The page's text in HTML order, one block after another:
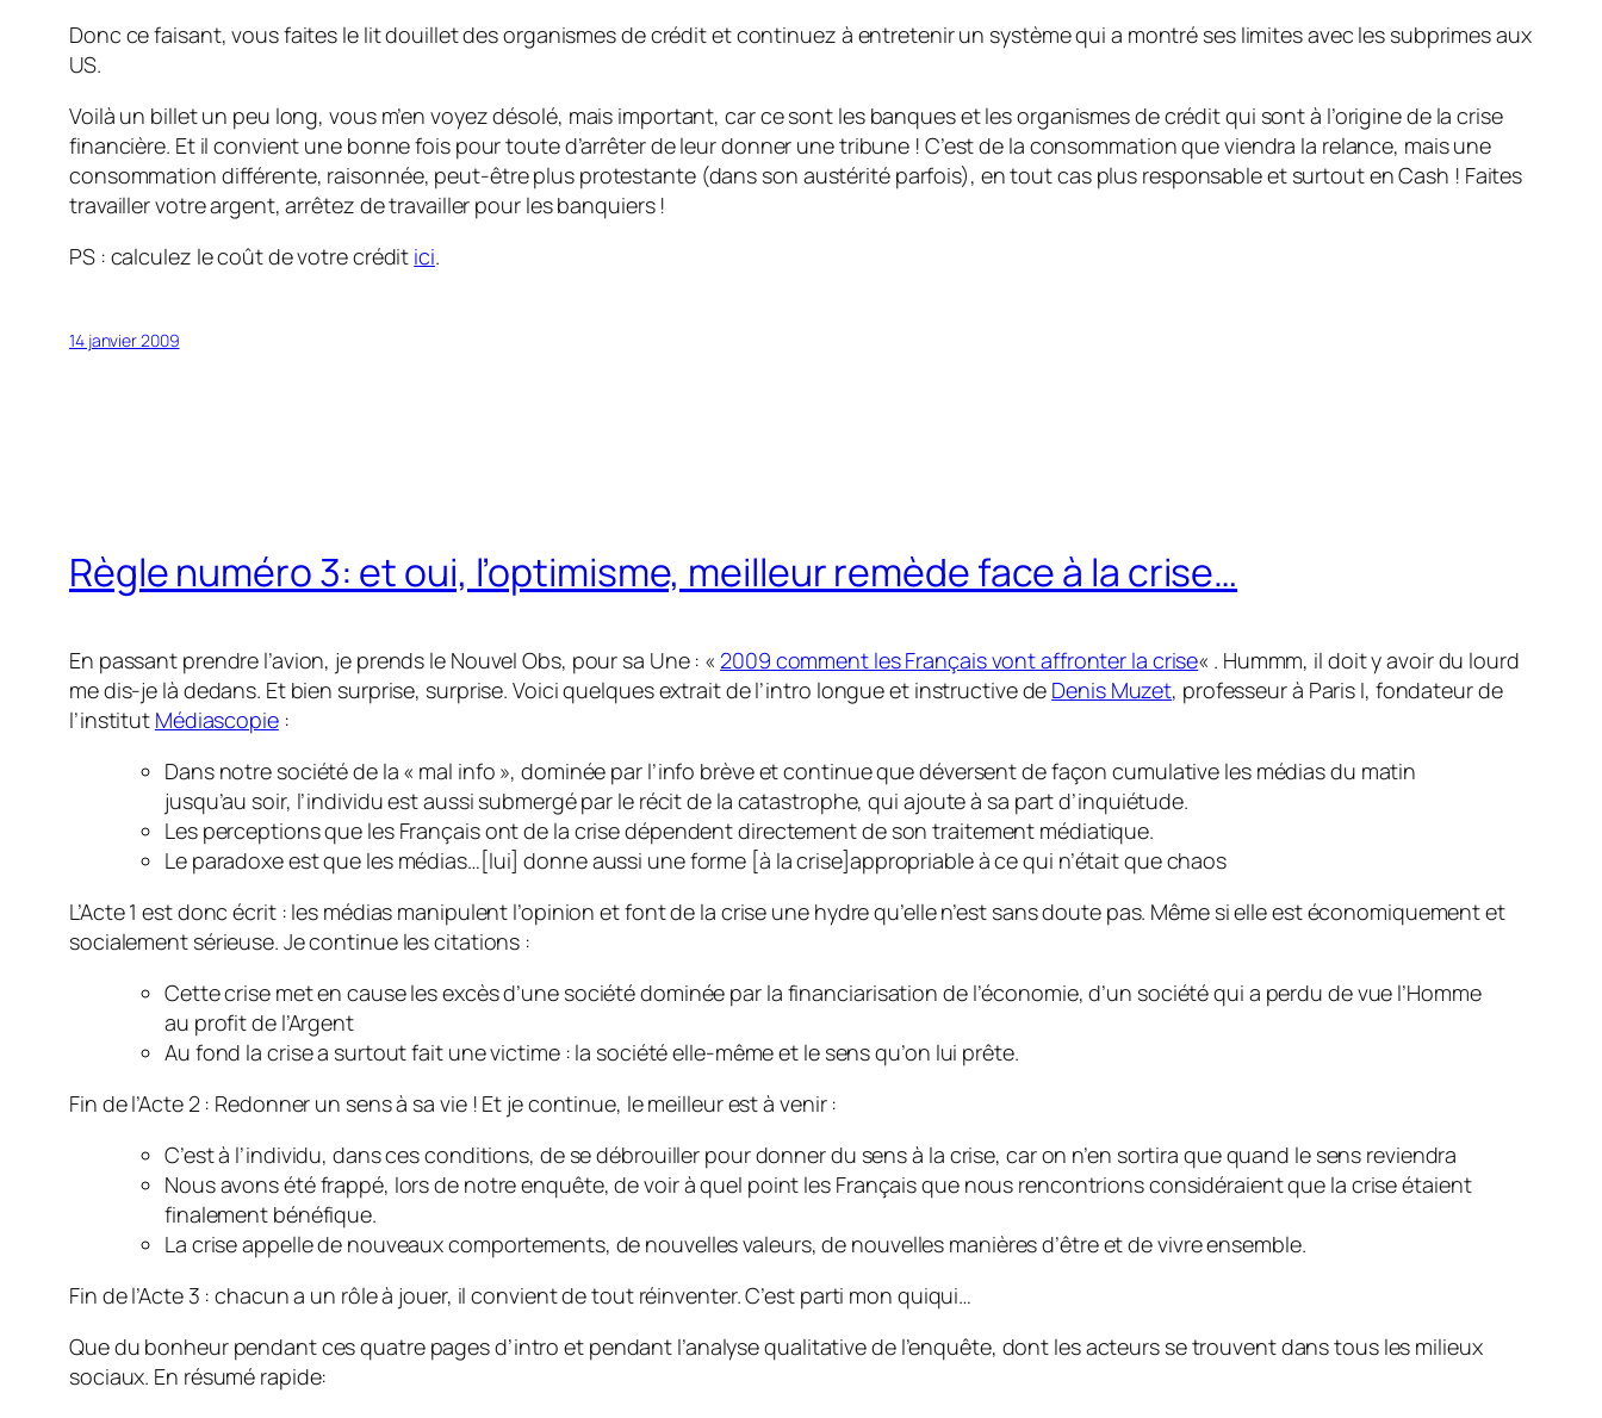
Donc ce faisant, vous faites le lit douillet des organismes de crédit et continuez à entretenir un système qui a montré ses limites avec les subprimes aux
US.
Voilà un billet un peu long, vous m’en voyez désolé, mais important, car ce sont les banques et les organismes de crédit qui sont à l’origine de la crise
financière. Et il convient une bonne fois pour toute d’arrêter de leur donner une tribune ! C’est de la consommation que viendra la relance, mais une
consommation différente, raisonnée, peut-être plus protestante (dans son austérité parfois), en tout cas plus responsable et surtout en Cash ! Faites
travailler votre argent, arrêtez de travailler pour les banquiers !
PS : calculez le coût de votre crédit ici.
14 janvier 2009
Règle numéro 3: et oui, l’optimisme, meilleur remède face à la crise…
En passant prendre l’avion, je prends le Nouvel Obs, pour sa Une : « 2009 comment les Français vont affronter la crise« . Hummm, il doit y avoir du lourd
me dis-je là dedans. Et bien surprise, surprise. Voici quelques extrait de l’intro longue et instructive de Denis Muzet, professeur à Paris I, fondateur de
l’institut Médiascopie:
Dans notre société de la « mal info », dominée par l’info brève et continue que déversent de façon cumulative les médias du matin
jusqu’au soir, l’individu est aussi submergé par le récit de la catastrophe, qui ajoute à sa part d’inquiétude.
Les perceptions que les Français ont de la crise dépendent directement de son traitement médiatique.
Le paradoxe est que les médias…[lui] donne aussi une forme [à la crise]appropriable à ce qui n’était que chaos
L’Acte 1 est donc écrit : les médias manipulent l’opinion et font de la crise une hydre qu’elle n’est sans doute pas. Même si elle est économiquement et
socialement sérieuse. Je continue les citations :
Cette crise met en cause les excès d’une société dominée par la financiarisation de l’économie, d’un société qui a perdu de vue l’Homme
au profit de l’Argent
Au fond la crise a surtout fait une victime : la société elle-même et le sens qu’on lui prête.
Fin de l’Acte 2 : Redonner un sens à sa vie ! Et je continue, le meilleur est à venir :
C’est à l’individu, dans ces conditions, de se débrouiller pour donner du sens à la crise, car on n’en sortira que quand le sens reviendra
Nous avons été frappé, lors de notre enquête, de voir à quel point les Français que nous rencontrions considéraient que la crise étaient
finalement bénéfique.
La crise appelle de nouveaux comportements, de nouvelles valeurs, de nouvelles manières d’être et de vivre ensemble.
Fin de l’Acte 3 : chacun a un rôle à jouer, il convient de tout réinventer. C’est parti mon quiqui…
Que du bonheur pendant ces quatre pages d’intro et pendant l’analyse qualitative de l’enquête, dont les acteurs se trouvent dans tous les milieux
sociaux. En résumé rapide: